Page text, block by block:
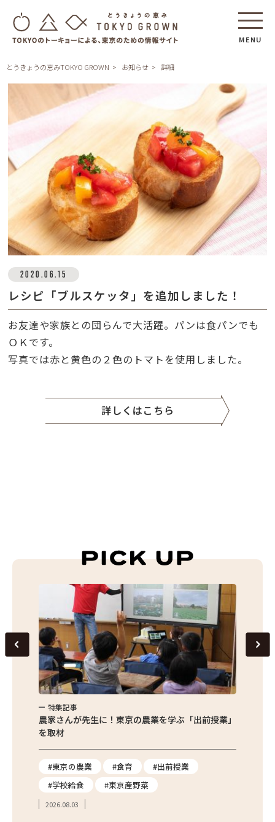
MENU
とうきょうの恵みTOKYO GROWN お知らせ 詳細
2020.06.15
レシピ「ブルスケッタ」を追加しました！
お友達や家族との団らんで大活躍。パンは食パンでも
ＯＫです。
写真では赤と黄色の２色のトマトを使用しました。
詳しくはこちら
特集記事
農家さんが先生に！東京の農業を学ぶ「出前授業」
を取材
#東京の農業 #食育
#出前授業
#学校給食
#東京産野菜
2026.08.03